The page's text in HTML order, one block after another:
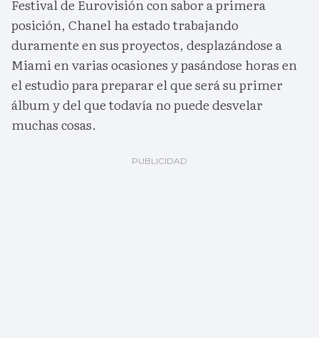
Festival de Eurovisión con sabor a primera
posición, Chanel ha estado trabajando
duramente en sus proyectos, desplazándose a
Miami en varias ocasiones y pasándose horas en
el estudio para preparar el que será su primer
álbum y del que todavía no puede desvelar
muchas cosas.